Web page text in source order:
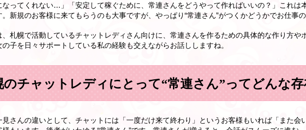
なってくれない…」「安定して稼ぐために、常連さんをどうやって作ればいいの？」これは
。新規のお客様に来てもらうのも大事ですが、やっぱり“常連さん”がつくかどうかでお仕事
、札幌で活動しているチャットレディさん向けに、常連さんを作るための具体的な作り方や
の子を日々サポートしている私の経験も交えながらお話ししますね。
のチャットレディにとって“常連さん”ってどんな存
見さんの違いとして、チャットには「一度だけ来て終わり」というお客様もいれば「また会